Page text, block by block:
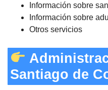
Información sobre
Información sobre
Otros servicios
Santiago de